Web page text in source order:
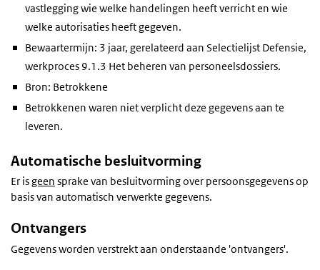
vastlegging wie welke handelingen heeft verricht en wie
welke autorisaties heeft gegeven.
Bewaartermijn: 3 jaar, gerelateerd aan Selectielijst Defensie,
werkproces 9.1.3 Het beheren van personeelsdossiers.
Bron: Betrokkene
Betrokkenen waren niet verplicht deze gegevens aan te
leveren.
Automatische besluitvorming
Er isgeen sprake van besluitvorming over persoonsgegevens op
basis van automatisch verwerkte gegevens.
Ontvangers
Gegevens worden verstrekt aan onderstaande 'ontvangers'.